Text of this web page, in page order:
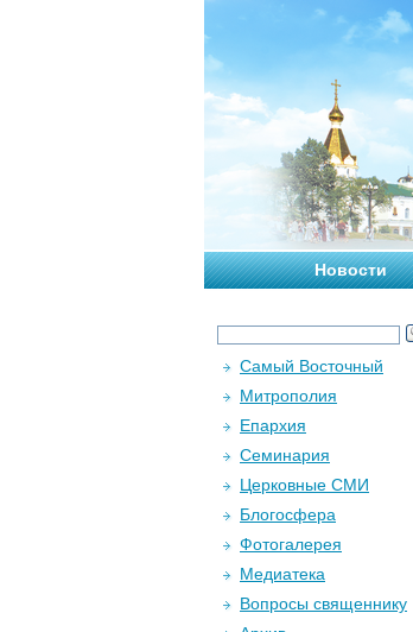
Новости
Самый Восточный
Митрополия
Епархия
Семинария
Церковные СМИ
Блогосфера
Фотогалерея
Медиатека
Вопросы священнику